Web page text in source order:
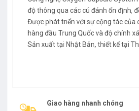
độ thông qua các cú đánh ổn định,
Được phát triển với sự cộng tác của
hàng đầu Trung Quốc và độ chính
Sản xuất tại Nhật Bản, thiết kế tại
Giao hàng nhanh chóng